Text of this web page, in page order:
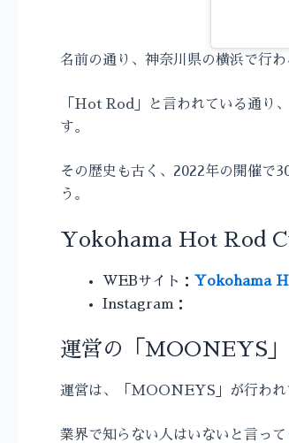
名前の通り、神奈川県の横浜で行わ
「Hot Rod」と言われている通り
す。
その歴史も古く、2022年の開催で
う。
Yokohama Hot Rod
WEBサイト： Yokohama
Instagram：
運営の「MOONEYS
運営は、「MOONEYS」が行われ
業界で知らない人はいないと言って